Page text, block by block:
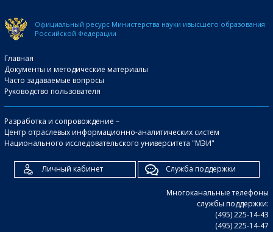
Официальный ресурс Министерства науки ивысшего образования
Российской Федерации
Главная
Документы и методические материалы
Часто задаваемые вопросы
Руководство пользователя
Разработка и сопровождение –
Центр отраслевых информационно-аналитических систем
Национального исследовательского университета "МЭИ"
Личный кабинет Служба поддержки
Многоканальные телефоны
службы поддержки:
(495) 225-14-43
(495) 225-14-47